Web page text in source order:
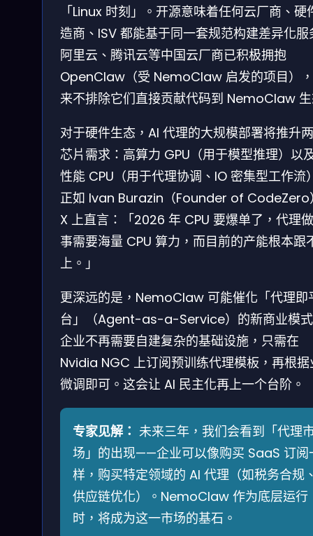
「Linux 时刻」。开源意味着任何云厂商、硬
造商、ISV 都能基于同一套规范构建差异化服
阿里云、腾讯云等中国云厂商已积极拥抱
OpenClaw（受 NemoClaw 启发的项目）
来不排除它们直接贡献代码到 NemoClaw
对于硬件生态，AI 代理的大规模部署将推升
芯片需求：高算力 GPU（用于模型推理）以
性能 CPU（用于代理协调、IO 密集型工作流
正如 Ivan Burazin（Founder of CodeZero
X 上直言：「2026 年 CPU 要爆单了，代理
事需要海量 CPU 算力，而目前的产能根本跟
上。」
更深远的是，NemoClaw 可能催化「代理即
台」（Agent-as-a-Service）的新商业模
企业不再需要自建复杂的基础设施，只需在
Nvidia NGC 上订阅预训练代理模板，再根据
微调即可。这会让 AI 民主化再上一个台阶。
专家见解： 未来三年，我们会看到「代理
场」的出现——企业可以像购买 SaaS 订阅
样，购买特定领域的 AI 代理（如税务合规
供应链优化）。NemoClaw 作为底层运行
时，将成为这一市场的基石。